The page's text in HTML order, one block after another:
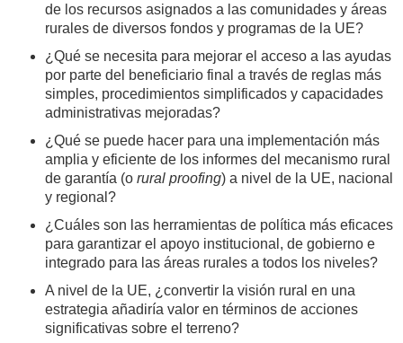
de los recursos asignados a las comunidades y áreas
rurales de diversos fondos y programas de la UE?
¿Qué se necesita para mejorar el acceso a las ayudas
por parte del beneficiario final a través de reglas más
simples, procedimientos simplificados y capacidades
administrativas mejoradas?
¿Qué se puede hacer para una implementación más
amplia y eficiente de los informes del mecanismo rural
de garantía (o rural proofing) a nivel de la UE, nacional
y regional?
¿Cuáles son las herramientas de política más eficaces
para garantizar el apoyo institucional, de gobierno e
integrado para las áreas rurales a todos los niveles?
A nivel de la UE, ¿convertir la visión rural en una
estrategia añadiría valor en términos de acciones
significativas sobre el terreno?